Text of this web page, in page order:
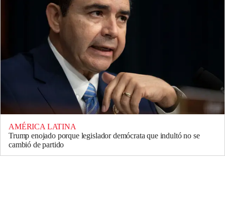
AMÉRICA LATINA
Trump enojado porque legislador demócrata que indultó no se
cambió de partido